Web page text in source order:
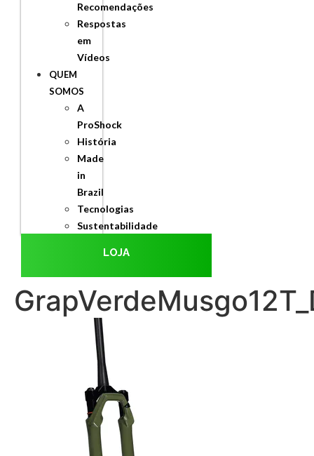
Recomendações
Respostas
em
Vídeos
QUEM
SOMOS
A
ProShock
História
Made
in
Brazil
Tecnologias
Sustentabilidade
LOJA